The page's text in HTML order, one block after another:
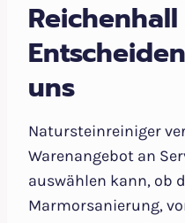
uns
Natursteinreiniger
Warenangebot an
auswählen kann, ob
Marmorsanierung,